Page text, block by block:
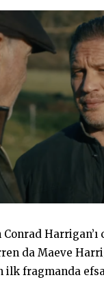
Conrad Harrigan’ı
da Maeve
ilk fragmanda